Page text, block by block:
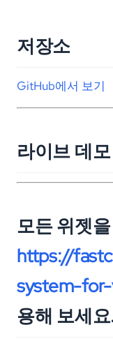
저장소
GitHub에서 보기
라이브 데모
모든 위젯을
https://
system-
용해 보세